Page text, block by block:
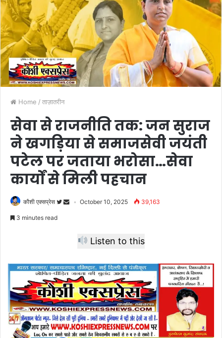
Home / ताज़ातरीन
सेवा से राजनीति तक: जन सुराज
ने खगड़िया से समाजसेवी जयंती
पटेल पर जताया भरोसा…सेवा
कार्यों से मिली पहचान
कौशी एक्सप्रेस October 10, 2025 39,163
3 minutes read
Listen to this